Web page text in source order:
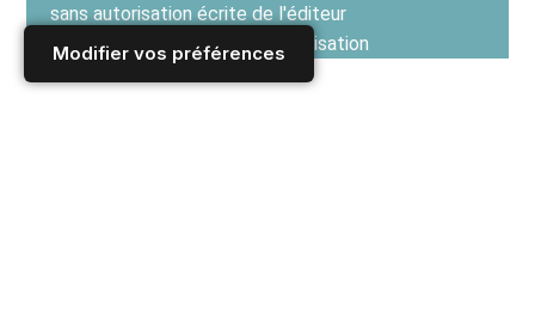
Modifier vos préférences
sans autorisation écrite de l'éditeur
Voir les Conditions générales d'utilisation